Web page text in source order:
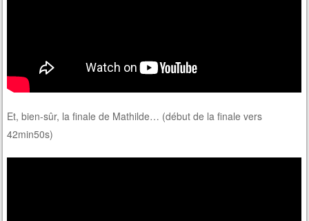
Et, bien-sûr, la finale de Mathilde… (début de la finale vers
42min50s)